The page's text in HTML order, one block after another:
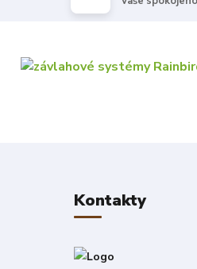
Kontakty